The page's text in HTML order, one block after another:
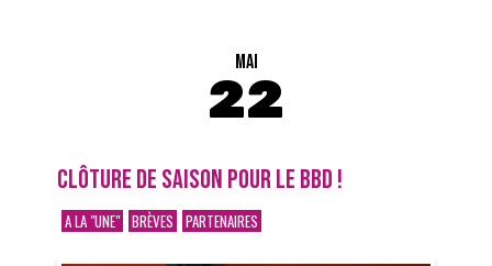
MAI
22
CLÔTURE DE SAISON POUR LE BBD !
A LA "UNE" BRÈVES PARTENAIRES